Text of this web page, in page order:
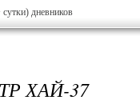
сутки) дневников
ХАЙ-37